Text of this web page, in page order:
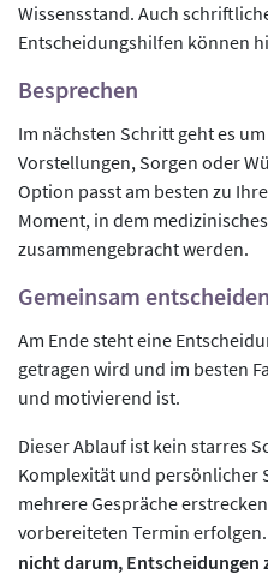
Wissensstand. Auch
Entscheidungshilfen können
Besprechen
Im nächsten Schritt geht es
Vorstellungen, Sorgen oder
Option passt am besten zu
Moment, in dem
zusammengebracht werden.
Gemeinsam entscheiden
Am Ende steht eine
getragen wird und im besten
und motivierend ist.
Dieser Ablauf ist kein starres
Komplexität und persönlicher
mehrere Gespräche
vorbereiteten Termin erfolgen.
nicht darum, Entscheidungen